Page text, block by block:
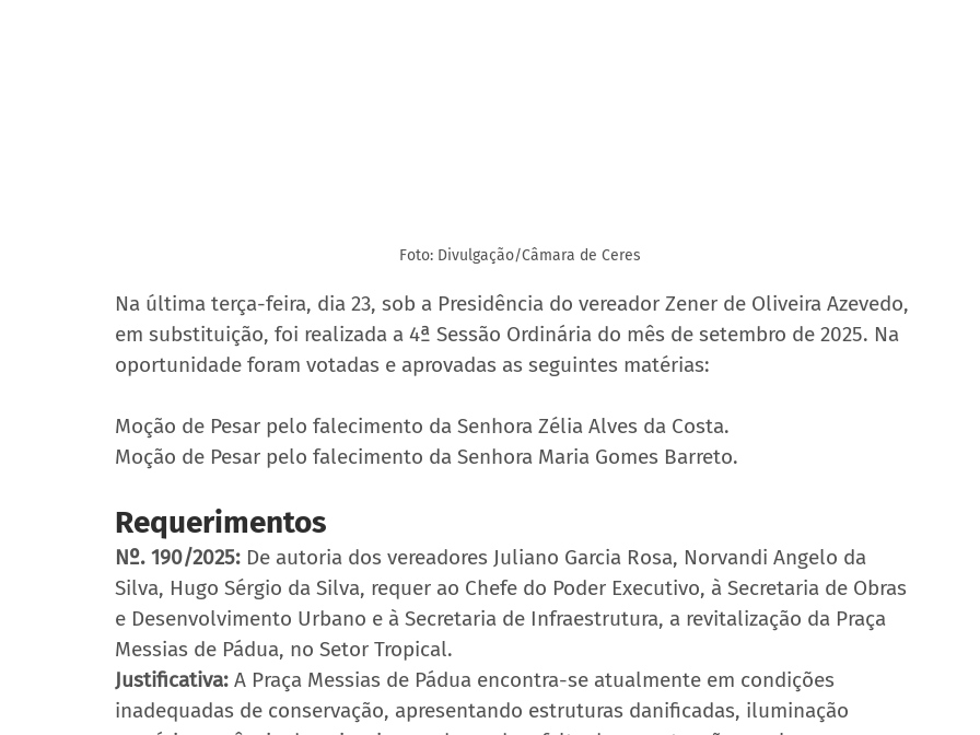
Foto: Divulgação/Câmara de Ceres
Na última terça-feira, dia 23, sob a Presidência do vereador Zener de Oliveira Azevedo,
em substituição, foi realizada a 4ª Sessão Ordinária do mês de setembro de 2025. Na
oportunidade foram votadas e aprovadas as seguintes matérias:
Moção de Pesar pelo falecimento da Senhora Zélia Alves da Costa.
Moção de Pesar pelo falecimento da Senhora Maria Gomes Barreto.
Requerimentos
Nº. 190/2025: De autoria dos vereadores Juliano Garcia Rosa, Norvandi Angelo da
Silva, Hugo Sérgio da Silva, requer ao Chefe do Poder Executivo, à Secretaria de Obras
e Desenvolvimento Urbano e à Secretaria de Infraestrutura, a revitalização da Praça
Messias de Pádua, no Setor Tropical.
Justificativa: A Praça Messias de Pádua encontra-se atualmente em condições
inadequadas de conservação, apresentando estruturas danificadas, iluminação